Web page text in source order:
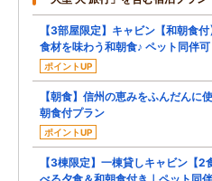
【3部屋限定】キャビン【和朝食
食材を味わう和朝食♪ ペット同伴可
ポイントUP
【朝食】信州の恵みをふんだんに
朝食付プラン
ポイントUP
【3棟限定】一棟貸しキャビン【2